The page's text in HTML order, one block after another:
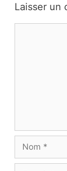
Laisser un